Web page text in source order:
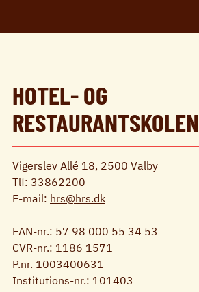
HOTEL- OG
RESTAURANTSKOLEN
Vigerslev Allé 18, 2500 Valby
Tlf: 33862200
E-mail: hrs@hrs.dk
EAN-nr.: 57 98 000 55 34 53
CVR-nr.: 1186 1571
P.nr. 1003400631
Institutions-nr.: 101403